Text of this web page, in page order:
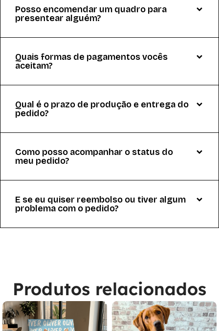
Posso encomendar um quadro para
presentear alguém?
Quais formas de pagamentos vocês
aceitam?
Qual é o prazo de produção e entrega do
pedido?
Como posso acompanhar o status do
meu pedido?
E se eu quiser reembolso ou tiver algum
problema com o pedido?
Produtos relacionados